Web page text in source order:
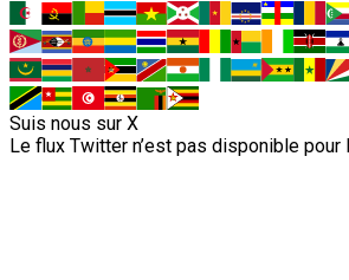
Suis nous sur X
Le flux Twitter n’est pas disponible pour